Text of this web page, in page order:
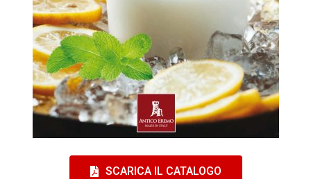
SCARICA IL CATALOGO